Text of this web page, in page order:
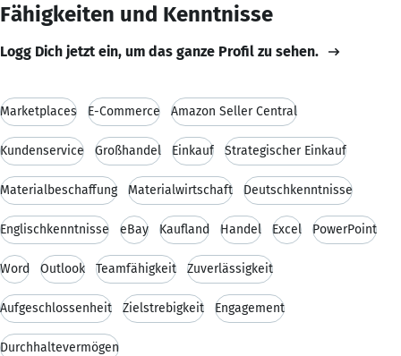
Fähigkeiten und Kenntnisse
Logg Dich jetzt ein, um das ganze Profil zu sehen.
Marketplaces E-Commerce Amazon Seller Central
Kundenservice Großhandel Einkauf Strategischer Einkauf
Materialbeschaffung Materialwirtschaft Deutschkenntnisse
Englischkenntnisse eBay Kaufland Handel Excel PowerPoint
Word Outlook Teamfähigkeit Zuverlässigkeit
Aufgeschlossenheit Zielstrebigkeit Engagement
Durchhaltevermögen